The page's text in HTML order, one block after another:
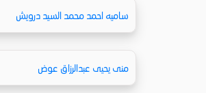
ساميه احمد محمد السيد درويش
منى يحيى عبدالرزاق عوض